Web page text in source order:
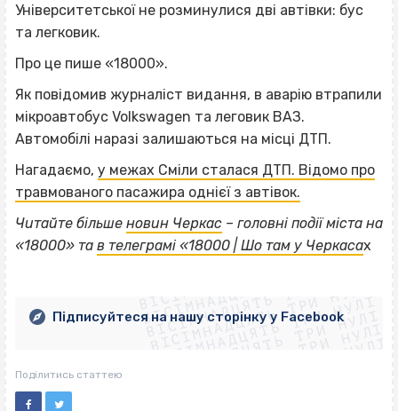
Університетської не розминулися дві автівки: бус
та легковик.
Про це пише «18000».
Як повідомив журналіст видання, в аварію втрапили
мікроавтобус Volkswagen та леговик ВАЗ.
Автомобілі наразі залишаються на місці ДТП.
Нагадаємо, у межах Сміли сталася ДТП. Відомо про
травмованого пасажира однієї з автівок.
Читайте більше новин Черкас – головні події міста на
«18000» та в телеграмі «18000 | Шо там у Черкасах
ВІСІМНАДЦЯТЬ ТРИ НУЛІ
ВІСІМНАДЦЯТЬ ТРИ НУЛІ
ВІСІМНАДЦЯТЬ ТРИ НУЛІ
ВІСІМНАДЦЯТЬ ТРИ НУЛІ
ВІСІМНАДЦЯТЬ ТРИ НУЛІ
ВІСІМНАДЦЯТЬ ТРИ НУЛІ
ВІСІМНАДЦЯТЬ ТРИ НУЛІ
ВІСІМНАДЦЯТЬ ТРИ НУЛІ
Підписуйтеся на нашу сторінку у Facebook
Поділитись статтею